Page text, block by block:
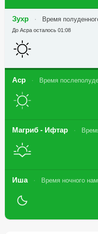
Зухр Время
До Асра осталось 01:08
Аср Время
Магриб - Ифтар
Иша Время ночного